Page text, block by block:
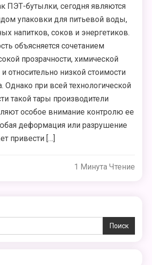
ПЭТ-бутылки, сегодня являются
упаковки для питьевой воды,
напитков, соков и энергетиков.
объясняется сочетанием
прозрачности, химической
и относительно низкой стоимости
Однако при всей технологической
такой тары производители
особое внимание контролю ее
деформация или разрушение
привести […]
1 Минута Чтение
Поиск